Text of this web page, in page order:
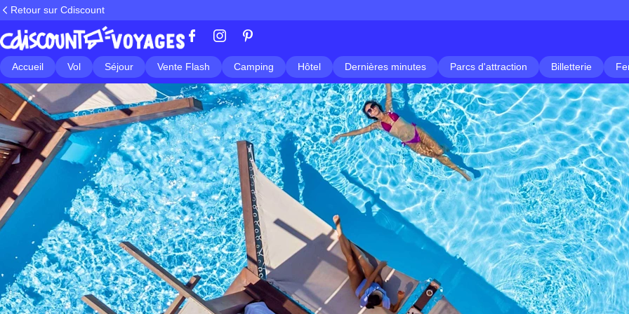
Retour sur Cdiscount
Accueil Vol Séjour Vente Flash Camping Hôtel Dernières minutes Parcs d'attraction Billetterie